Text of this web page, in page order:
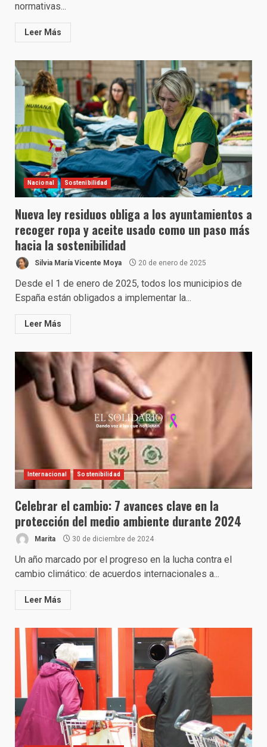
normativas...
Leer Más
Nacional Sostenibilidad
Nueva ley residuos obliga a los ayuntamientos a
recoger ropa y aceite usado como un paso más
hacia la sostenibilidad
Silvia María Vicente Moya 20 de enero de 2025
Desde el 1 de enero de 2025, todos los municipios de
España están obligados a implementar la...
Leer Más
Internacional Sostenibilidad
Celebrar el cambio: 7 avances clave en la
protección del medio ambiente durante 2024
Marita 30 de diciembre de 2024
Un año marcado por el progreso en la lucha contra el
cambio climático: de acuerdos internacionales a...
Leer Más